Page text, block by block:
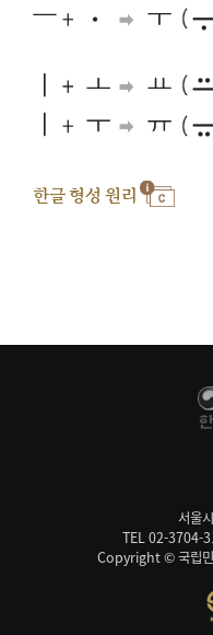
한글 형성 원리
서울
TEL 02-3704-
Copyright © 국립